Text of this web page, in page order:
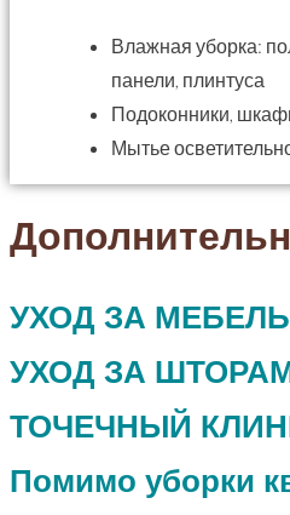
Влажная уборка:
панели, плинтуса
Подоконники,
Мытье
УХОД ЗА
УХОД ЗА
ТОЧЕЧНЫЙ
Помимо уборки